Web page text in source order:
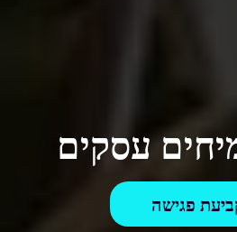
עסקים
פגישה